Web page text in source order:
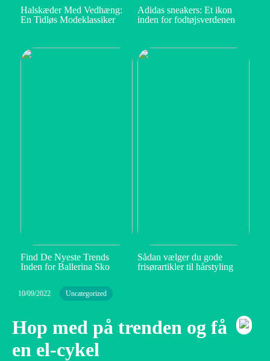
Halskæder Med Vedhæng:
En Tidløs Modeklassiker
Adidas sneakers: Et ikon
inden for fodtøjsverdenen
Find De Nyeste Trends
Inden for Ballerina Sko
Sådan vælger du gode
frisørartikler til hårstyling
10/09/2022 Uncategorized
Hop med på trenden og få
en el-cykel